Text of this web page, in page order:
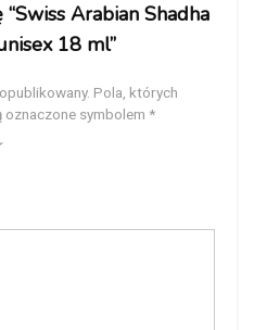
Arabian Shadha
18 ml”
Pola, których
oznaczone symbolem *